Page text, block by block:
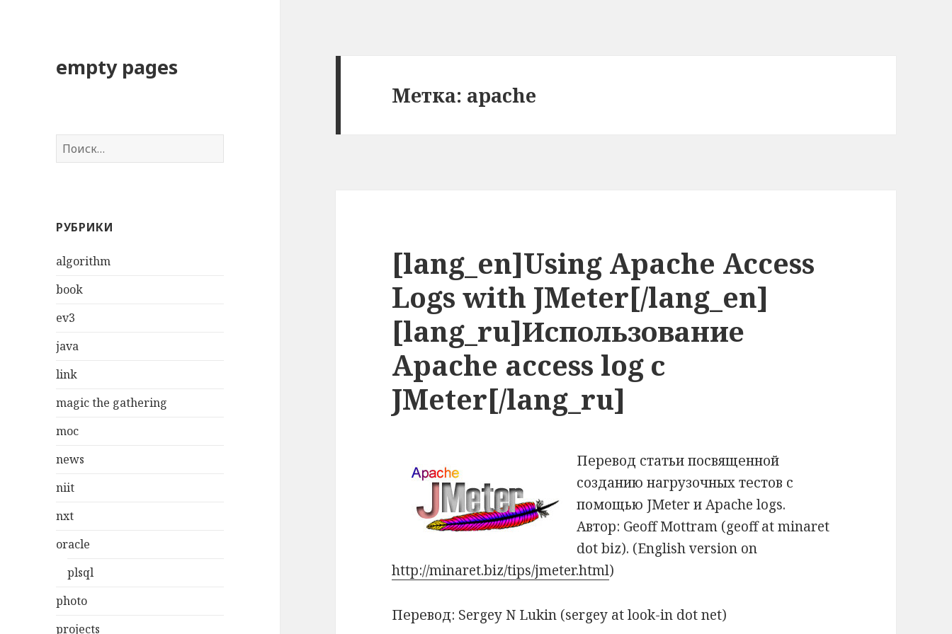
empty pages
Н
а
:РУБРИКИ
algorithm
book
ev3
java
link
magic the gathering
moc
news
niit
nxt
oracle
plsql
photo
projects
Метка: apache
[lang_en]Using Apache Access
Logs with JMeter[/lang_en]
[lang_ru]Использование
Apache access log с
JMeter[/lang_ru]
Перевод статьи посвященной
созданию нагрузочных тестов с
помощью JMeter и Apache logs.
Автор: Geoff Mottram (geoff at minaret
dot biz). (English version on
http://minaret.biz/tips/jmeter.html)
Перевод: Sergey N Lukin (sergey at look-in dot net)